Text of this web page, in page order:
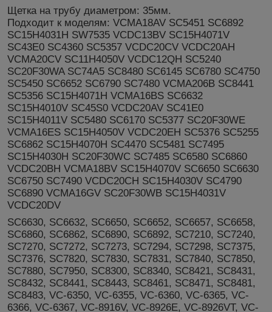
Щетка на трубу диаметром: 35мм.
Подходит к моделям: VCMA18AV SC5451 SC6892
SC15H4031H SW7535 VCDC13BV SC15H4071V
SC43E0 SC4360 SC5357 VCDC20CV VCDC20AH
VCMA20CV SC11H4050V VCDC12QH SC5240
SC20F30WA SC74A5 SC8480 SC6145 SC6780 SC4750
SC5450 SC6652 SC6790 SC7480 VCMA206B SC8441
SC5356 SC15H4071H VCMA16BS SC6632
SC15H4010V SC45S0 VCDC20AV SC41E0
SC15H4011V SC5480 SC6170 SC5377 SC20F30WE
VCMA16ES SC15H4050V VCDC20EH SC5376 SC5255
SC6862 SC15H4070H SC4470 SC5481 SC7495
SC15H4030H SC20F30WC SC7485 SC6580 SC6860
VCDC20BH VCMA18BV SC15H4070V SC6650 SC6630
SC6750 SC7490 VCDC20CH SC15H4030V SC4790
SC6890 VCMA16GV SC20F30WB SC15H4031V
VCDC20DV
SC6630, SC6632, SC6650, SC6652, SC6657, SC6658,
SC6860, SC6862, SC6890, SC6892, SC7210, SC7240,
SC7270, SC7272, SC7273, SC7294, SC7298, SC7375,
SC7376, SC7820, SC7830, SC7831, SC7840, SC7850,
SC7880, SC7950, SC8300, SC8340, SC8421, SC8431,
SC8432, SC8441, SC8443, SC8461, SC8471, SC8481,
SC8483, VC-6350, VC-6355, VC-6360, VC-6365, VC-
6366, VC-6367, VC-8916V, VC-8926E, VC-8926VT, VC-